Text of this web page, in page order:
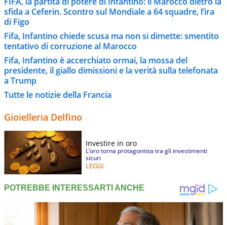
sfida a Ceferin. Scontro sul Mondiale a 64 squadre, l’ira
di Figo
Fifa, Infantino chiede scusa ma non si dimette: smentito
tentativo di corruzione al Marocco
Fifa, Infantino è accerchiato ormai, la mossa del
presidente, il giallo dimissioni e la verità sulla telefonata
a Trump
Tutte le notizie della Francia
Gioielleria Delfino
Investire in oro
L’oro torna protagonista tra gli investimenti
sicuri
LEGGI